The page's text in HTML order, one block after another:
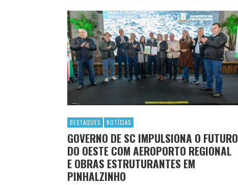
DESTAQUES NOTÍCIAS
GOVERNO DE SC IMPULSIONA O FUTURO
DO OESTE COM AEROPORTO REGIONAL
E OBRAS ESTRUTURANTES EM
PINHALZINHO